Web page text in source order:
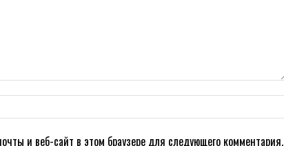
и веб-сайт в этом браузере для следующего комментария.